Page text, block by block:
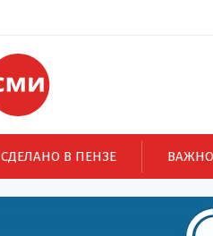
СДЕЛАНО В ПЕНЗЕ ВАЖНО